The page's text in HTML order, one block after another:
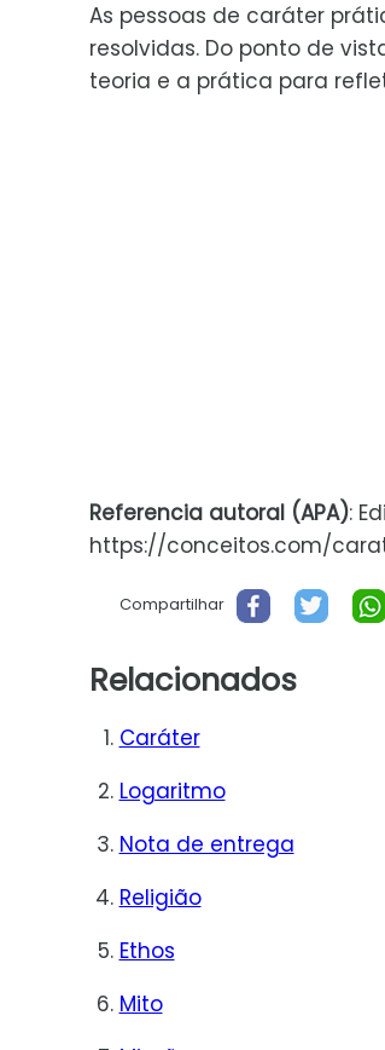
As pessoas de caráter
resolvidas. Do ponto de
teoria e a prática para
Referencia autoral (APA):
https://conceitos.com/
Compartilhar
Relacionados
Caráter
Logaritmo
Nota de entrega
Religião
Ethos
Mito